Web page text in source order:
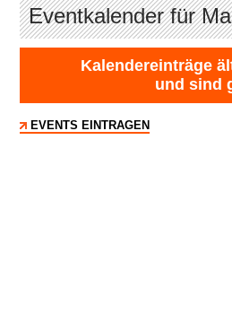
Eventkalender für
Kalendereinträge
und sind
EVENTS EINTRAGEN